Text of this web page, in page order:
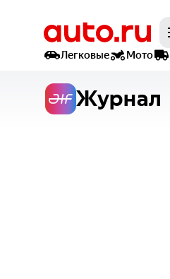
Легковые
Мото
Журнал